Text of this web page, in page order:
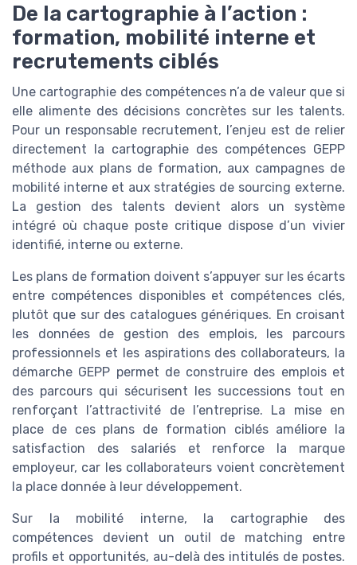
De la cartographie à l’action :
formation, mobilité interne et
recrutements ciblés
Une cartographie des compétences n’a de valeur que si
elle alimente des décisions concrètes sur les talents.
Pour un responsable recrutement, l’enjeu est de relier
directement la cartographie des compétences GEPP
méthode aux plans de formation, aux campagnes de
mobilité interne et aux stratégies de sourcing externe.
La gestion des talents devient alors un système
intégré où chaque poste critique dispose d’un vivier
identifié, interne ou externe.
Les plans de formation doivent s’appuyer sur les écarts
entre compétences disponibles et compétences clés,
plutôt que sur des catalogues génériques. En croisant
les données de gestion des emplois, les parcours
professionnels et les aspirations des collaborateurs, la
démarche GEPP permet de construire des emplois et
des parcours qui sécurisent les successions tout en
renforçant l’attractivité de l’entreprise. La mise en
place de ces plans de formation ciblés améliore la
satisfaction des salariés et renforce la marque
employeur, car les collaborateurs voient concrètement
la place donnée à leur développement.
Sur la mobilité interne, la cartographie des
compétences devient un outil de matching entre
profils et opportunités, au-delà des intitulés de postes.